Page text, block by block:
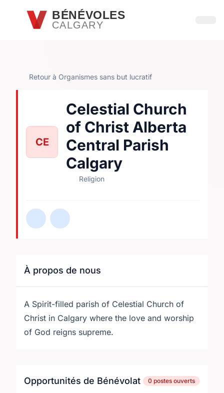
Passer au contenu principal
BÉNÉVOLES
CALGARY
Retour à Organismes sans but lucratif
CE
Celestial Church
of Christ Alberta
Central Parish
Calgary
Religion
À propos de nous
A Spirit-filled parish of Celestial Church of
Christ in Calgary where the love and worship
of God reigns supreme.
Opportunités de Bénévolat 0 postes ouverts